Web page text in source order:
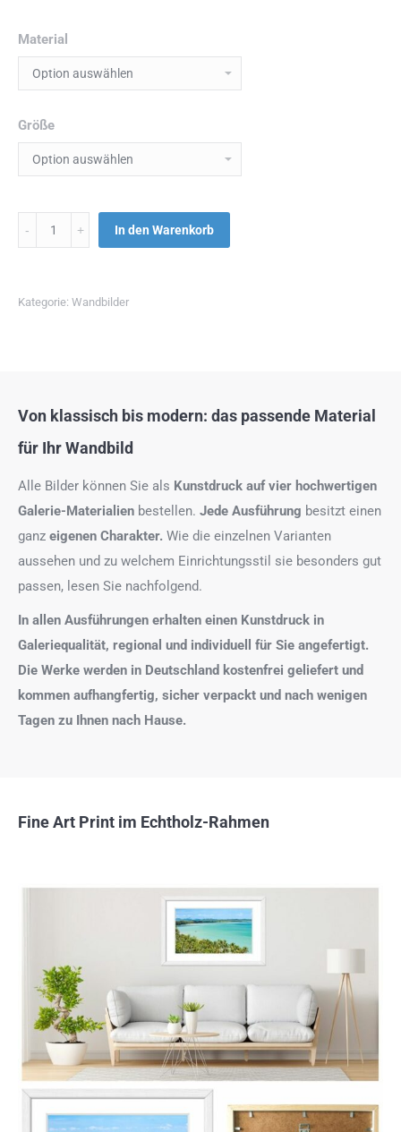
Material
Größe
Menge In den Warenkorb
Kategorie: Wandbilder
Von klassisch bis modern: das passende Material
für Ihr Wandbild
Alle Bilder können Sie als Kunstdruck auf vier hochwertigen
Galerie-Materialien bestellen. Jede Ausführung besitzt einen
ganz eigenen Charakter. Wie die einzelnen Varianten
aussehen und zu welchem Einrichtungsstil sie besonders gut
passen, lesen Sie nachfolgend.
In allen Ausführungen erhalten einen Kunstdruck in
Galeriequalität, regional und individuell für Sie angefertigt.
Die Werke werden in Deutschland kostenfrei geliefert und
kommen aufhangfertig, sicher verpackt und nach wenigen
Tagen zu Ihnen nach Hause.
Fine Art Print im Echtholz-Rahmen